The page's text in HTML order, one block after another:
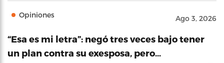
Opiniones Ago 3, 2026
“Esa es mi letra”: negó tres veces bajo tener
un plan contra su exesposa, pero…